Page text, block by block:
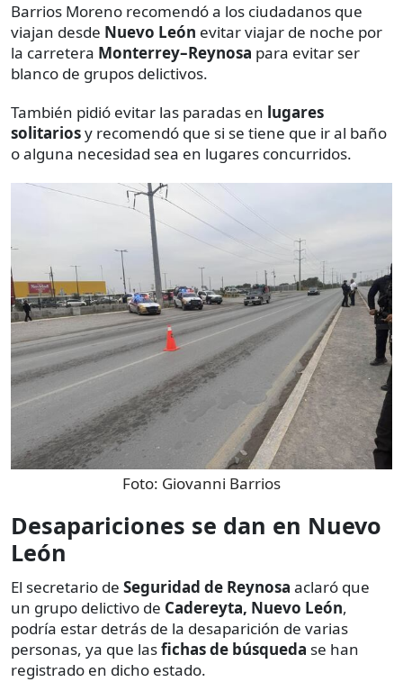
Barrios Moreno recomendó a los ciudadanos que
viajan desde Nuevo León evitar viajar de noche por
la carretera Monterrey–Reynosa para evitar ser
blanco de grupos delictivos.
También pidió evitar las paradas en lugares
solitariosy recomendó que si se tiene que ir al baño
o alguna necesidad sea en lugares concurridos.
Foto: Giovanni Barrios
Desapariciones se dan en Nuevo
León
El secretario de Seguridad de Reynosa aclaró que
un grupo delictivo de Cadereyta, Nuevo León,
podría estar detrás de la desaparición de varias
personas, ya que lasfichas de búsqueda se han
registrado en dicho estado.